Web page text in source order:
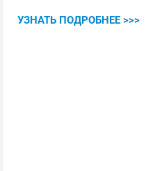
УЗНАТЬ ПОДРОБНЕЕ >>>